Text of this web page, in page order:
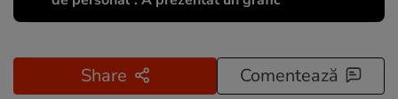
Share Comentează